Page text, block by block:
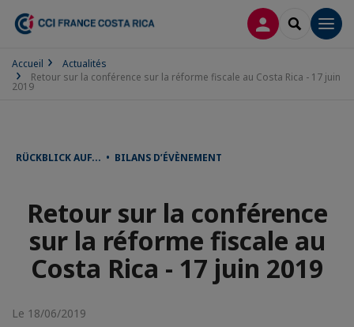
CONNEXION
Accueil
Actualités
Retour sur la conférence sur la réforme fiscale au Costa Rica - 17 juin
2019
RÜCKBLICK AUF... • BILANS D’ÉVÈNEMENT
Retour sur la conférence
sur la réforme fiscale au
Costa Rica - 17 juin 2019
Le 18/06/2019